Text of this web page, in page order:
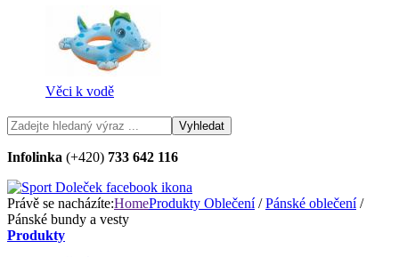
Věci k vodě
Infolinka (+420) 733 642 116
Právě se nacházíte:HomeProdukty Oblečení/Pánské oblečení/
Pánské bundy a vesty
Produkty